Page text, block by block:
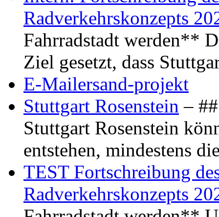
Radverkehrskonzepts
Fahrradstadt werden**
Ziel gesetzt, dass
E-Mailersand-projekt
Stuttgart Rosenstein –
Stuttgart Rosenstein
entstehen, mindestens
TEST Fortschreibung
Radverkehrskonzepts